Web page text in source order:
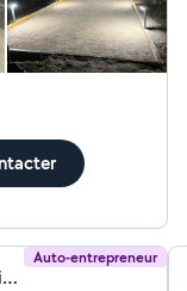
Auto-entrepreneur
Jean Loup Precigout (precigout Multiservice ( P.M.S ))